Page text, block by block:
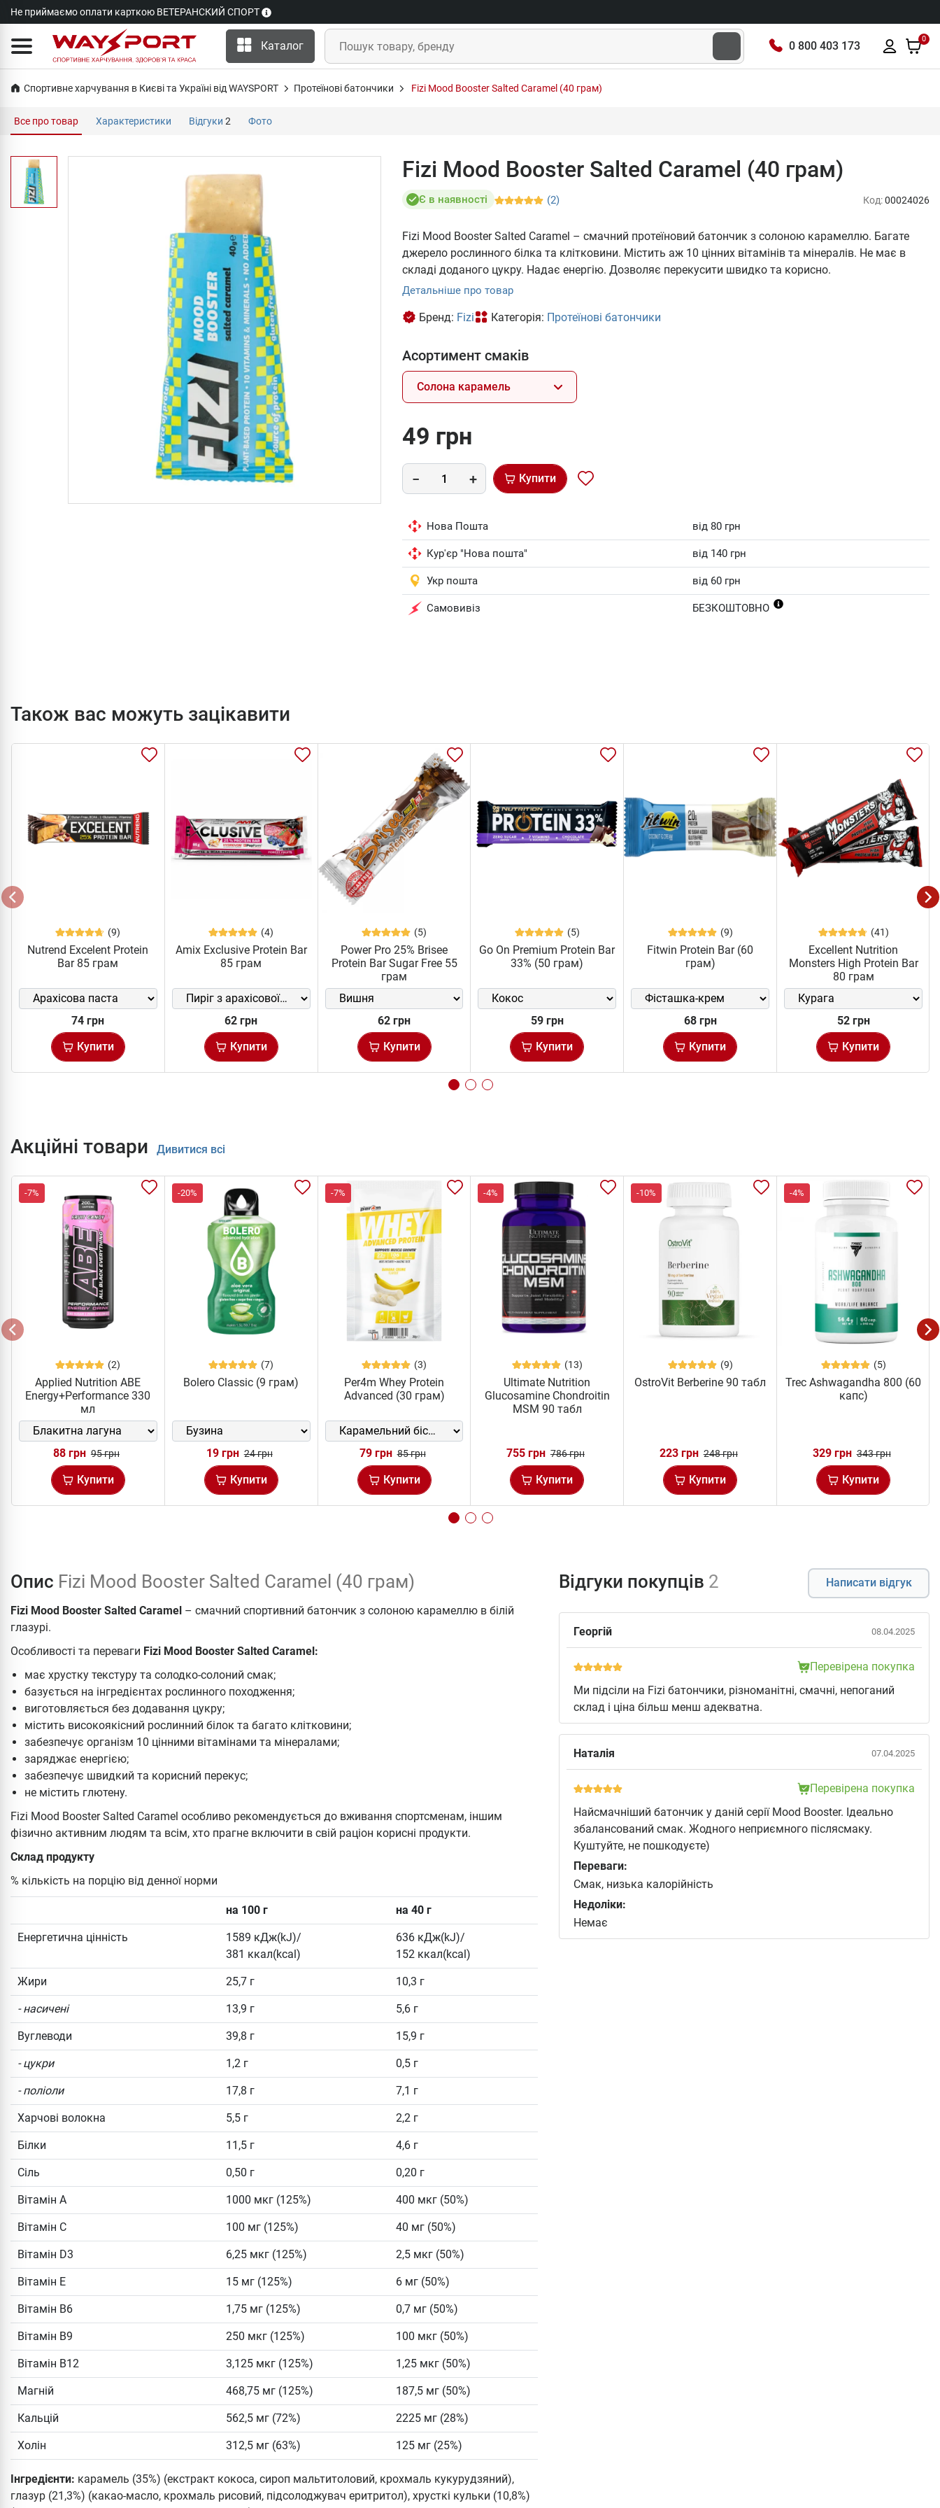
Не приймаємо оплати карткою ВЕТЕРАНСКИЙ СПОРТ
Каталог 0 800 403 173
0
Спортивне харчування в Києві та Україні від WAYSPORT Протеїнові батончики Fizi Mood Booster Salted Caramel (40 грам)
Все про товар Характеристики Відгуки 2 Фото
Fizi Mood Booster Salted Caramel (40 грам)
Є в наявності (2) Код:00024026
Fizi Mood Booster Salted Caramel – смачний протеїновий батончик з солоною карамеллю. Багате
джерело рослинного білка та клітковини. Містить аж 10 цінних вітамінів та мінералів. Не має в
складі доданого цукру. Надає енергію. Дозволяє перекусити швидко та корисно.
Детальніше про товар
Бренд: Fizi Категорія: Протеїнові батончики
Асортимент смаків
Солона карамель
49 грн
Купити
Нова Пошта від 80 грн
Кур'єр "Нова пошта" від 140 грн
Укр пошта від 60 грн
Самовивіз БЕЗКОШТОВНО
Також вас можуть зацікавити
(9)
Nutrend Excelent Protein
Bar 85 грам
74 грн
Купити
(4)
Amix Exclusive Protein Bar
85 грам
62 грн
Купити
(5)
Power Pro 25% Brisee
Protein Bar Sugar Free 55
грам
62 грн
Купити
(5)
Go On Premium Protein Bar
33% (50 грам)
59 грн
Купити
(9)
Fitwin Protein Bar (60
грам)
68 грн
Купити
(41)
Excellent Nutrition
Monsters High Protein Bar
80 грам
52 грн
Купити
Акційні товари Дивитися всі
-7%
(2)
Applied Nutrition ABE
Energy+Performance 330
мл
88 грн 95 грн
Купити
-20%
(7)
Bolero Classic (9 грам)
19 грн 24 грн
Купити
-7%
(3)
Per4m Whey Protein
Advanced (30 грам)
79 грн 85 грн
Купити
-4%
(13)
Ultimate Nutrition
Glucosamine Chondroitin
MSM 90 табл
755 грн 786 грн
Купити
-10%
(9)
OstroVit Berberine 90 табл
223 грн 248 грн
Купити
-4%
(5)
Trec Ashwagandha 800 (60
капс)
329 грн 343 грн
Купити
Опис Fizi Mood Booster Salted Caramel (40 грам)
Fizi Mood Booster Salted Caramel – смачний спортивний батончик з солоною карамеллю в білій
глазурі.
Особливості та переваги Fizi Mood Booster Salted Caramel:
має хрустку текстуру та солодко-солоний смак;
базується на інгредієнтах рослинного походження;
виготовляється без додавання цукру;
містить високоякісний рослинний білок та багато клітковини;
забезпечує організм 10 цінними вітамінами та мінералами;
заряджає енергією;
забезпечує швидкий та корисний перекус;
не містить глютену.
Fizi Mood Booster Salted Caramel особливо рекомендується до вживання спортсменам, іншим
фізично активним людям та всім, хто прагне включити в свій раціон корисні продукти.
Склад продукту
% кількість на порцію від денної норми
на 100 г на 40 г
Енергетична цінність
1589 кДж(kJ)/
381 ккал(kcal)
636 кДж(kJ)/
152 ккал(kcal)
Жири 25,7 г 10,3 г
- насичені 13,9 г 5,6 г
Вуглеводи 39,8 г 15,9 г
- цукри 1,2 г 0,5 г
- поліоли 17,8 г 7,1 г
Харчові волокна 5,5 г 2,2 г
Білки 11,5 г 4,6 г
Сіль 0,50 г 0,20 г
Вітамін А 1000 мкг (125%) 400 мкг (50%)
Вітамін С 100 мг (125%) 40 мг (50%)
Вітамін D3 6,25 мкг (125%) 2,5 мкг (50%)
Вітамін Е 15 мг (125%) 6 мг (50%)
Вітамін В6 1,75 мг (125%) 0,7 мг (50%)
Вітамін В9 250 мкг (125%) 100 мкг (50%)
Вітамін В12 3,125 мкг (125%) 1,25 мкг (50%)
Магній 468,75 мг (125%) 187,5 мг (50%)
Кальцій 562,5 мг (72%) 2225 мг (28%)
Холін 312,5 мг (63%) 125 мг (25%)
Інгредієнти: карамель (35%) (екстракт кокоса, сироп мальтитоловий, крохмаль кукурудзяний),
глазур (21,3%) (какао-масло, крохмаль рисовий, підсолоджувач еритритол), хрусткі кульки (10,8%)
Відгуки покупців 2 Написати відгук
Георгій 08.04.2025
Перевірена покупка
Ми підсіли на Fizi батончики, різноманітні, смачні, непоганий
склад і ціна більш менш адекватна.
Наталія 07.04.2025
Перевірена покупка
Найсмачніший батончик у даній серії Mood Booster. Ідеально
збалансований смак. Жодного неприємного післясмаку.
Куштуйте, не пошкодуєте)
Переваги:
Смак, низька калорійність
Недоліки:
Немає